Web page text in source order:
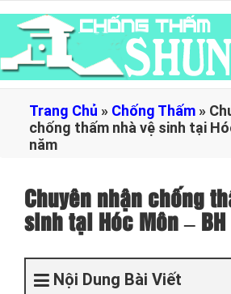
Trang Chủ » Chống Thấm »
chống thấm nhà vệ sinh tại
năm
Chuyên nhận chống
sinh tại Hóc Môn – BH
Nội Dung Bài Viết